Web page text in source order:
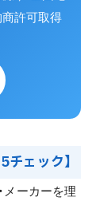
商許可取得
ェック】
メーカーを理